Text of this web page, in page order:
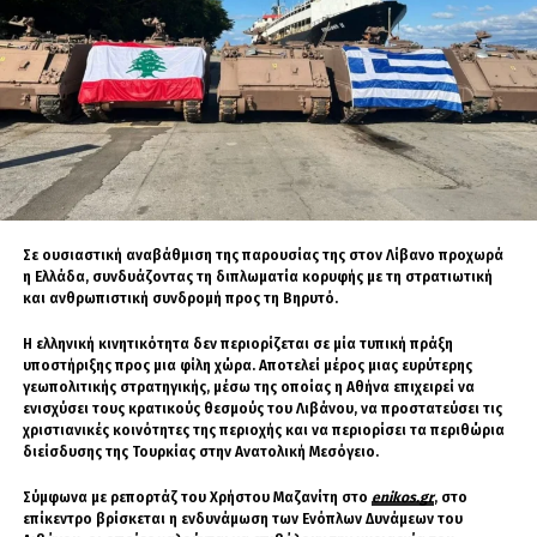
Υψόμετρο
(14.935 μέτρα)
Εμβέλεια
Έως 900
χιλιόμετρα
Μεταβλητή
Μήκος /
Διάμετρος
– 6 μέτρα / 50 εκατοστά
Βάρος –
Έως 1.500 κιλά (μισό
μέγεθος του αρχικού)
Η διαμόρφωση BrahMos NG επιτρέπει την ευκολότερη ενσωμάτωση
του πυραύλου σε ευρύτερη ποικιλία ναυτικών και εναέριων
πλατφορμών μάχης λόγω της σημαντικά μειωμένης μάζας του.
Σε ουσιαστική αναβάθμιση της παρουσίας της στον Λίβανο προχωρά
η Ελλάδα, συνδυάζοντας τη διπλωματία κορυφής με τη στρατιωτική
και ανθρωπιστική συνδρομή προς τη Βηρυτό.
Η ελληνική κινητικότητα δεν περιορίζεται σε μία τυπική πράξη
υποστήριξης προς μια φίλη χώρα. Αποτελεί μέρος μιας ευρύτερης
γεωπολιτικής στρατηγικής, μέσω της οποίας η Αθήνα επιχειρεί να
ενισχύσει τους κρατικούς θεσμούς του Λιβάνου, να προστατεύσει τις
χριστιανικές κοινότητες της περιοχής και να περιορίσει τα περιθώρια
διείσδυσης της Τουρκίας στην Ανατολική Μεσόγειο.
Σύμφωνα με ρεπορτάζ του Χρήστου Μαζανίτη στο enikos.gr, στο
επίκεντρο βρίσκεται η ενδυνάμωση των Ενόπλων Δυνάμεων του